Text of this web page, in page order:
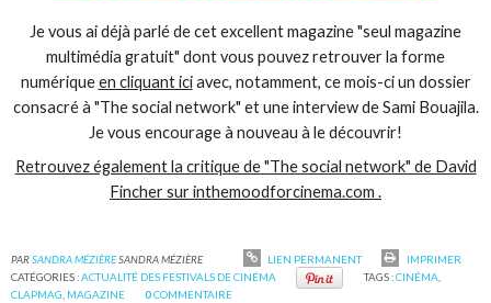
Je vous ai déjà parlé de cet excellent magazine "seul magazine
multimédia gratuit" dont vous pouvez retrouver la forme
numériqueen cliquant iciavec, notamment, ce mois-ci un dossier
consacré à "The social network" et une interview de Sami Bouajila.
Je vous encourage à nouveau à le découvrir!
Retrouvez également la critique de "The social network" de David
Fincher sur inthemoodforcinema.com .
PARSANDRA MÉZIÈRESANDRA MÉZIÈRE LIEN PERMANENT
IMPRIMER
CATÉGORIES :ACTUALITÉ DES FESTIVALS DE CINÉMA TAGS :CINÉMA
CLAPMAG MAGAZINE 0COMMENTAIRE